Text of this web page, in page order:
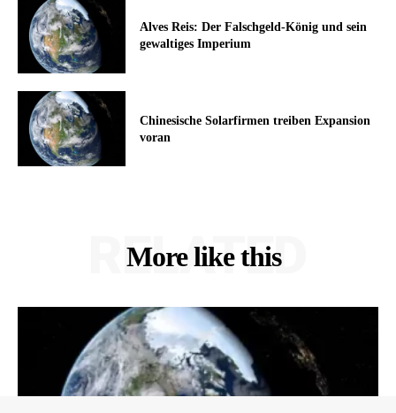
Alves Reis: Der Falschgeld-König und sein
gewaltiges Imperium
Chinesische Solarfirmen treiben Expansion
voran
More like this
RELATED